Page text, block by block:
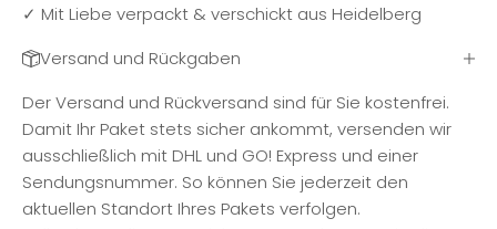
✓ Mit Liebe verpackt & verschickt aus Heidelberg
Versand und Rückgaben
Der Versand und Rückversand sind für Sie kostenfrei.
Damit Ihr Paket stets sicher ankommt, versenden wir
ausschließlich mit DHL und GO! Express und einer
Sendungsnummer. So können Sie jederzeit den
aktuellen Standort Ihres Pakets verfolgen.